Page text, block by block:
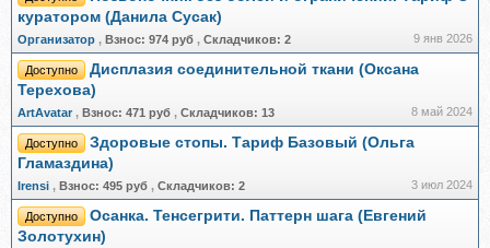
куратором (Данила Сусак)
Организатор , Взнос: 974 руб , Складчиков: 2 9 янв 2026
Доступно
Дисплазия соединительной ткани (Оксана
Терехова)
ArtAvatar, Взнос: 471 руб , Складчиков: 13 8 май 2024
Доступно
Здоровые стопы. Тариф Базовый (Ольга
Гламаздина)
Irensi , Взнос: 495 руб , Складчиков: 2 3 июл 2024
Доступно
Осанка. Тенсегрити. Паттерн шага (Евгений
Золотухин)